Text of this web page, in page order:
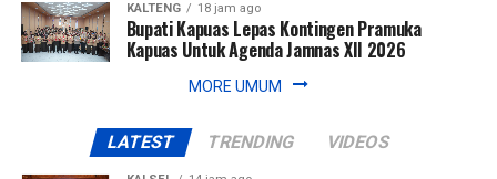
KALTENG 18 jam ago
Bupati Kapuas Lepas Kontingen Pramuka
Kapuas Untuk Agenda Jamnas XII 2026
MORE UMUM
LATEST TRENDING VIDEOS